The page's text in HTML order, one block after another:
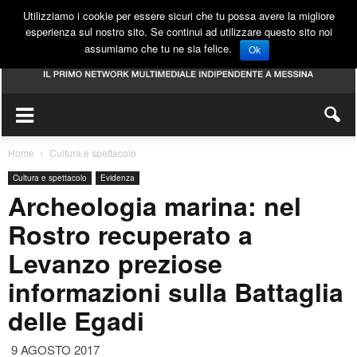
Home Cultura e spettacolo
Cultura e spettacolo Evidenza
Archeologia marina: nel
Rostro recuperato a
Levanzo preziose
informazioni sulla Battaglia
delle Egadi
9 AGOSTO 2017
Utilizziamo i cookie per essere sicuri che tu possa avere la migliore
esperienza sul nostro sito. Se continui ad utilizzare questo sito noi
assumiamo che tu ne sia felice.
Ok